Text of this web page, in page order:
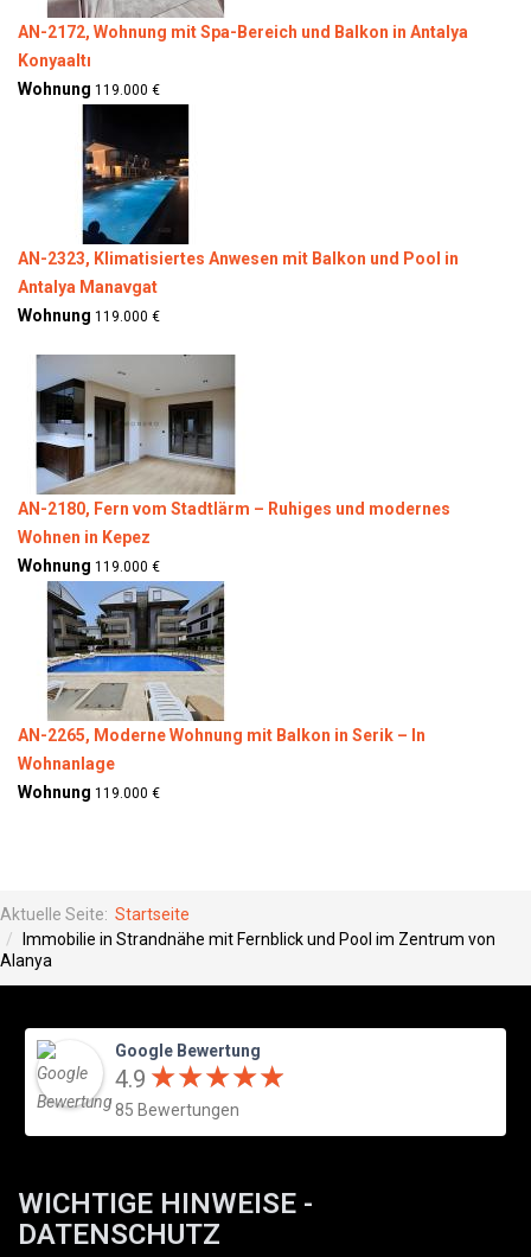
AN-2172, Wohnung mit Spa-Bereich und Balkon in Antalya
Konyaaltı
Wohnung 119.000 €
AN-2323, Klimatisiertes Anwesen mit Balkon und Pool in
Antalya Manavgat
Wohnung 119.000 €
AN-2180, Fern vom Stadtlärm – Ruhiges und modernes
Wohnen in Kepez
Wohnung 119.000 €
AN-2265, Moderne Wohnung mit Balkon in Serik – In
Wohnanlage
Wohnung 119.000 €
Aktuelle Seite: Startseite
Immobilie in Strandnähe mit Fernblick und Pool im Zentrum von
Alanya
Google Bewertung
4.9 ★★★★★
★★★★★
85 Bewertungen
WICHTIGE HINWEISE -
DATENSCHUTZ